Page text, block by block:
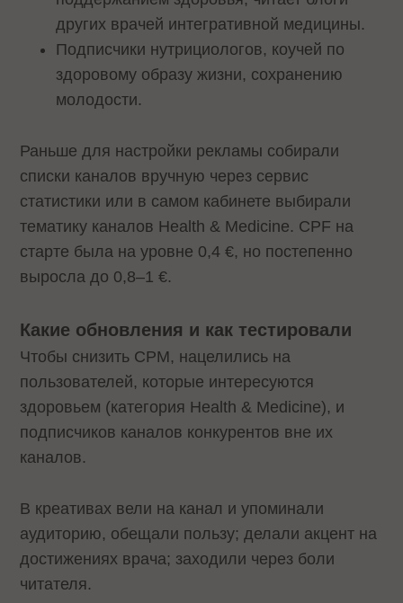
других врачей интегративной медицины.
Подписчики нутрициологов, коучей по
здоровому образу жизни, сохранению
молодости.
Раньше для настройки рекламы собирали
списки каналов вручную через сервис
статистики или в самом кабинете выбирали
тематику каналов Health & Medicine. CPF на
старте была на уровне 0,4 €, но постепенно
выросла до 0,8–1 €.
Какие обновления и как тестировали
Чтобы снизить CPM, нацелились на
пользователей, которые интересуются
здоровьем (категория Health & Medicine), и
подписчиков каналов конкурентов вне их
каналов.
В креативах вели на канал и упоминали
аудиторию, обещали пользу; делали акцент на
достижениях врача; заходили через боли
читателя.